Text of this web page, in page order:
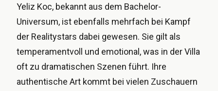
Yeliz Koc, bekannt aus dem Bachelor-
Universum, ist ebenfalls mehrfach bei Kampf
der Realitystars dabei gewesen. Sie gilt als
temperamentvoll und emotional, was in der Villa
oft zu dramatischen Szenen führt. Ihre
authentische Art kommt bei vielen Zuschauern